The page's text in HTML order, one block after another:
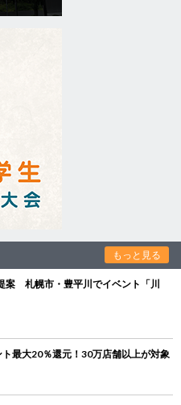
もっと見る
案 札幌市・豊平川でイベント「川
最大20％還元！30万店舗以上が対象